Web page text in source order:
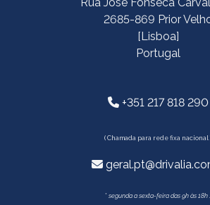
2685-869 Prior
[Lisboa]
Portugal
+351 217 818 290
( Chamada para rede fixa nacional
* segunda a sexta-feira das 9h às 18h .